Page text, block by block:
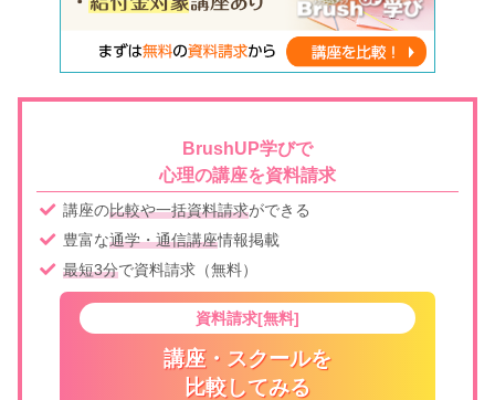
BrushUP学びで
心理の講座を資料請求
講座の比較や一括資料請求ができる
豊富な通学・通信講座情報掲載
最短3分で資料請求（無料）
資料請求[無料]
講座・スクールを
比較してみる